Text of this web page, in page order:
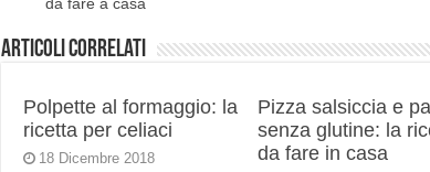
da fare a casa
Articoli correlati
Polpette al formaggio: la
ricetta per celiaci
18 Dicembre 2018
Pizza salsiccia e
senza glutine: la
da fare in casa